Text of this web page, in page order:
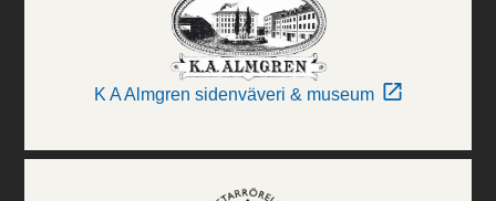
K A Almgren sidenväveri & museum